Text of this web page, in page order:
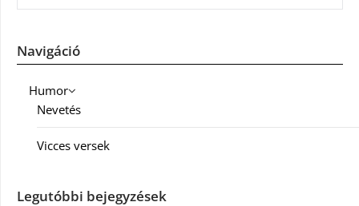
Navigáció
Humor
Nevetés
Vicces versek
Legutóbbi bejegyzések